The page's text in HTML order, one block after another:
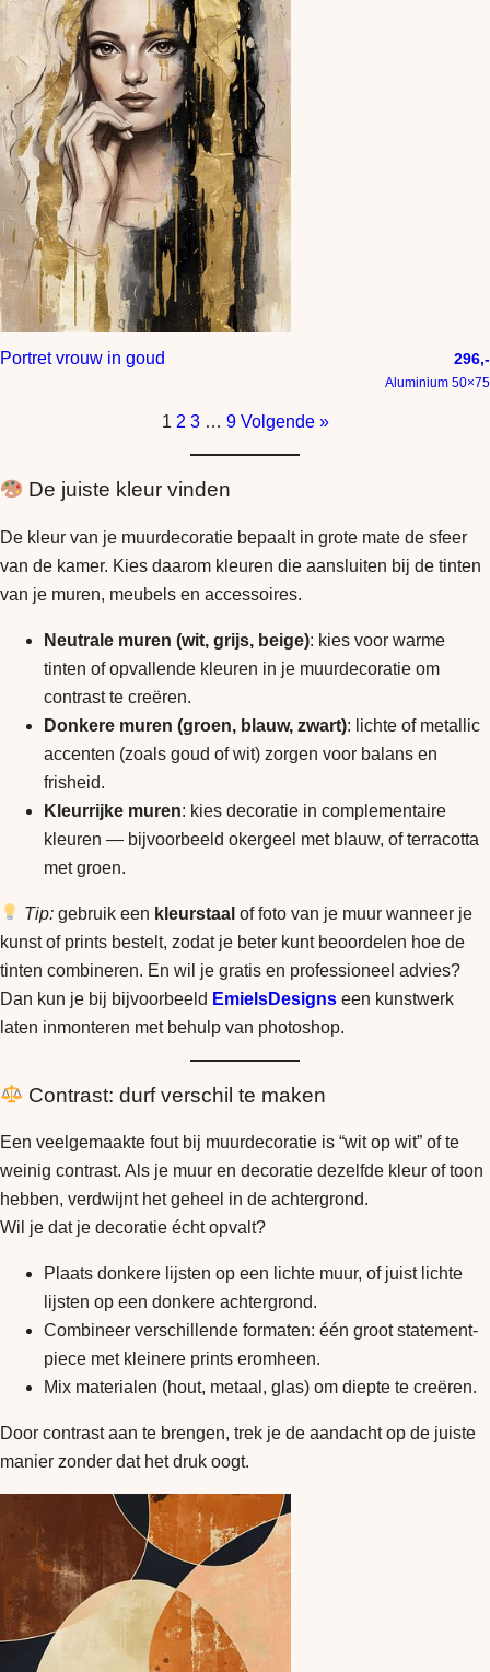
Portret vrouw in goud 296,-
Aluminium 50×75
1 2 3 … 9 Volgende »
De juiste kleur vinden
De kleur van je muurdecoratie bepaalt in grote mate de sfeer
van de kamer. Kies daarom kleuren die aansluiten bij de tinten
van je muren, meubels en accessoires.
Neutrale muren (wit, grijs, beige): kies voor warme
tinten of opvallende kleuren in je muurdecoratie om
contrast te creëren.
Donkere muren (groen, blauw, zwart): lichte of metallic
accenten (zoals goud of wit) zorgen voor balans en
frisheid.
Kleurrijke muren: kies decoratie in complementaire
kleuren — bijvoorbeeld okergeel met blauw, of terracotta
met groen.
Tip: gebruik een kleurstaal of foto van je muur wanneer je
kunst of prints bestelt, zodat je beter kunt beoordelen hoe de
tinten combineren. En wil je gratis en professioneel advies?
Dan kun je bij bijvoorbeeld EmielsDesigns een kunstwerk
laten inmonteren met behulp van photoshop.
Contrast: durf verschil te maken
Een veelgemaakte fout bij muurdecoratie is “wit op wit” of te
weinig contrast. Als je muur en decoratie dezelfde kleur of toon
hebben, verdwijnt het geheel in de achtergrond.
Wil je dat je decoratie écht opvalt?
Plaats donkere lijsten op een lichte muur, of juist lichte
lijsten op een donkere achtergrond.
Combineer verschillende formaten: één groot statement-
piece met kleinere prints eromheen.
Mix materialen (hout, metaal, glas) om diepte te creëren.
Door contrast aan te brengen, trek je de aandacht op de juiste
manier zonder dat het druk oogt.